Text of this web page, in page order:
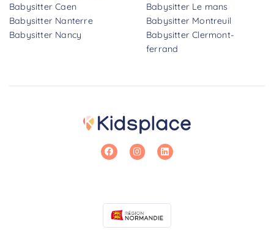
Babysitter Caen
Babysitter Le mans
Babysitter Nanterre
Babysitter Montreuil
Babysitter Nancy
Babysitter Clermont-
ferrand